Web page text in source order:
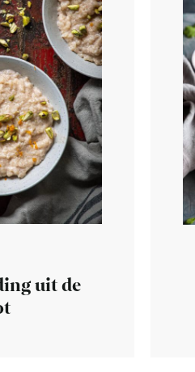
uit de